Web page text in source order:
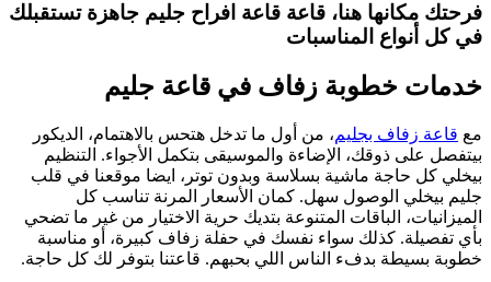
فرحتك مكانها هنا، قاعة قاعة افراح جليم جاهزة تستقبلك
في كل أنواع المناسبات
خدمات خطوبة زفاف في قاعة جليم
مع قاعة زفاف بجليم، من أول ما تدخل هتحس بالاهتمام، الديكور
بيتفصل على ذوقك، الإضاءة والموسيقى بتكمل الأجواء. التنظيم
بيخلي كل حاجة ماشية بسلاسة وبدون توتر، ايضا موقعنا في قلب
جليم بيخلي الوصول سهل. كمان الأسعار المرنة تناسب كل
الميزانيات، الباقات المتنوعة بتديك حرية الاختيار من غير ما تضحي
بأي تفصيلة. كذلك سواء نفسك في حفلة زفاف كبيرة، أو مناسبة
خطوبة بسيطة بدفء الناس اللي بحبهم. قاعتنا بتوفر لك كل حاجة.